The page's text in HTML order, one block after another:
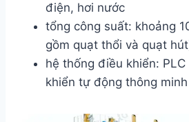
điện, hơi nước
tổng công suất: khoảng
gồm quạt thổi và quạt
hệ thống điều khiển:
khiển tự động thông